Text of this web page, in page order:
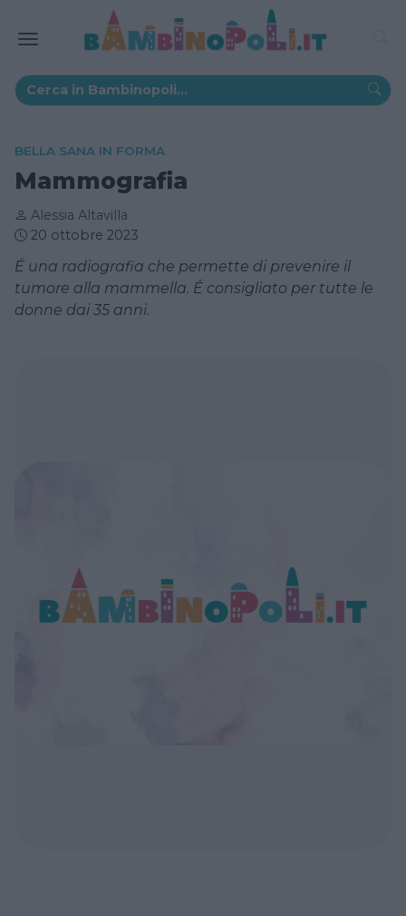
BELLA SANA IN FORMA
Mammografia
Alessia Altavilla
20 ottobre 2023
É una radiografia che permette di prevenire il
tumore alla mammella. É consigliato per tutte le
donne dai 35 anni.